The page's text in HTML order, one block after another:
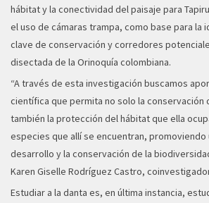
hábitat y la conectividad del paisaje para
el uso de cámaras trampa, como base para la
clave de conservación y corredores
disectada de la Orinoquía colombiana.
“A través de esta investigación buscamos
científica que permita no solo la conservación
también la protección del hábitat que ella
especies que allí se encuentran,
desarrollo y la conservación de la
Karen Giselle Rodríguez Castro,
Estudiar a la danta es, en última instancia,